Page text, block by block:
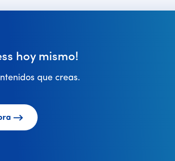
hoy mismo!
que creas.